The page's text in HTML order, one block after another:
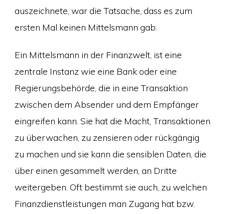
auszeichnete, war die Tatsache, dass es zum
ersten Mal keinen Mittelsmann gab.
Ein Mittelsmann in der Finanzwelt, ist eine
zentrale Instanz wie eine Bank oder eine
Regierungsbehörde, die in eine Transaktion
zwischen dem Absender und dem Empfänger
eingreifen kann. Sie hat die Macht, Transaktionen
zu überwachen, zu zensieren oder rückgängig
zu machen und sie kann die sensiblen Daten, die
über einen gesammelt werden, an Dritte
weitergeben. Oft bestimmt sie auch, zu welchen
Finanzdienstleistungen man Zugang hat bzw.